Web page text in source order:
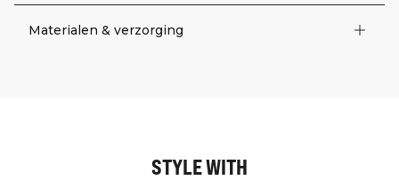
Materialen & verzorging
STYLE WITH